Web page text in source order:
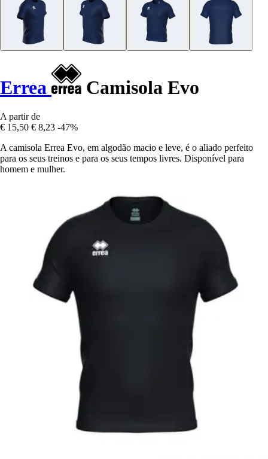
Errea Camisola Evo
A partir de
€ 15,50 € 8,23 -47%
A camisola Errea Evo, em algodão macio e leve, é o aliado perfeito
para os seus treinos e para os seus tempos livres. Disponível para
homem e mulher.